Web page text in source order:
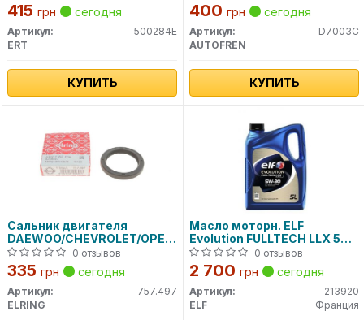
415 грн сегодня
Артикул:
500284E
ERT
КУПИТЬ
400 грн сегодня
Артикул:
D7003C
AUTOFREN
КУПИТЬ
Сальник двигателя
DAEWOO/CHEVROLET/OPEL/FORD
CVH/OHC 42X56X7 (пр-во
Elring)
0 отзывов
335 грн сегодня
Артикул:
757.497
ELRING
Масло моторн. ELF
Evolution FULLTECH LLX 5W-
30 (Канистра 5л)
0 отзывов
2 700 грн сегодня
Артикул:
213920
ELF
Франция